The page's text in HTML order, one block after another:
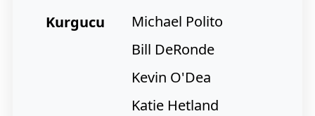
Kurgucu
Michael Polito
Bill DeRonde
Kevin O'Dea
Katie Hetland